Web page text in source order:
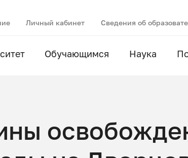
Личный кабинет Сведения об
Обучающимся Наука